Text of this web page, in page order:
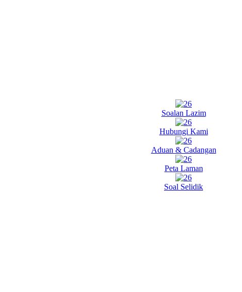
Soalan Lazim
Hubungi Kami
Aduan & Cadangan
Peta Laman
Soal Selidik